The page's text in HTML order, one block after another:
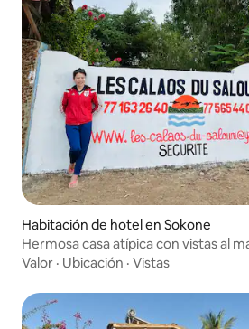
Habitación de hotel en Sokone
Hermosa casa atípica
Valor · Ubicación · Vistas